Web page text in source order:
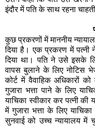
याचिका स्वीकार कर पत्नी की
में गुजारा भत्ता के लिए
सुनवाई को उच्च न्यायालय में
कहते हुए याचिका खारिज कर
पति का घर छोड़ा है तो उसे
भारतीयविधि और कानून पर
आईपीसी (इंडियन पैनल
इलाहाबाद उच्च
RTI मलतब सूचना का
लिखे